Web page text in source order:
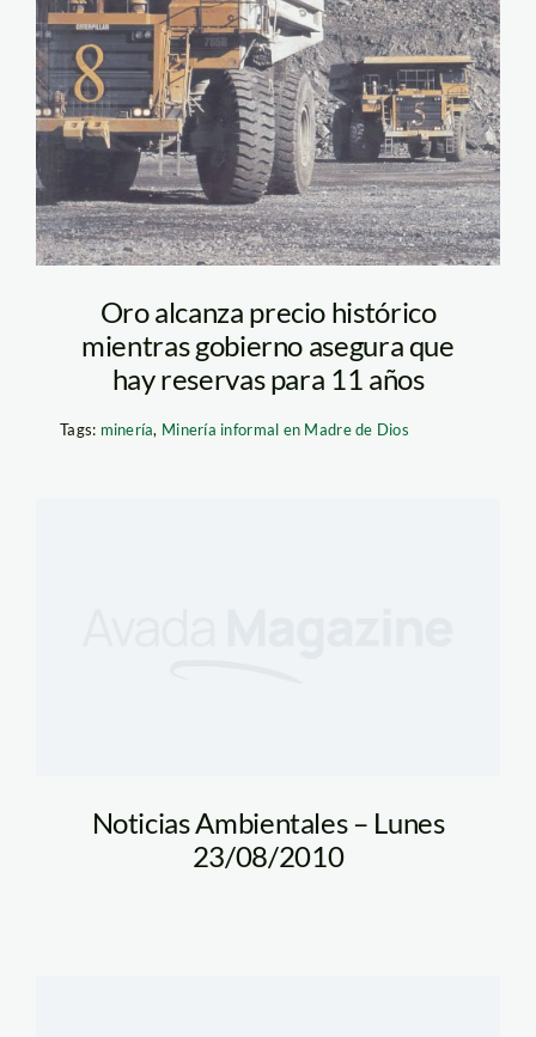
Oro alcanza precio histórico
mientras gobierno asegura que
hay reservas para 11 años
Tags: minería, Minería informal en Madre de Dios
Noticias Ambientales – Lunes
23/08/2010